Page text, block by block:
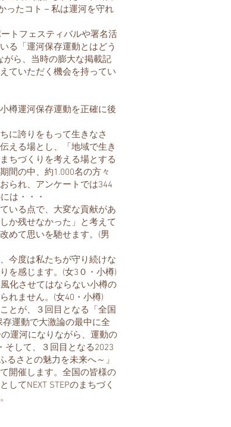
ったコト－私は運河を守れ
トフェスティバルや署名活
る「運河保存運動とはどう
がら、当時の膨大な掲載記
ていただく機会を持ってい
樽運河保存運動を正確に後
に誇りをもって生きなさ
える場とし、「地域で生き
ちづくりを考える場とする
間の中、約1.000名の方々
られ、アンケートでは344
は・・・
いる点で、大変な貢献があ
か残せなかった」と考えて
めて思いを馳せます。(男
今度は私たちが守り続けな
を感じます。(女3０・小樽)
化させてはならない小樽の
れません。(女40・小樽)
とが、３回目となる「全国
運動で大激論の最中に全
運河になりながら、運動の
そして、３回目となる2023
さとの魅力を未来へ～」
開催します。全国の皆様の
てNEXT STEPのまちづく